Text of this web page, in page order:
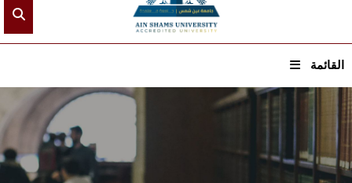
القائمة
الرئيسيـة
عن الجامعة